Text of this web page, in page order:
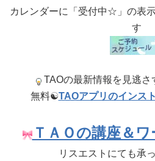
カレンダーに「受付中☆」の表
す
TAOの最新情報を見逃さ
無料☯TAOアプリのインス
ＴＡＯの講座＆
リスエストにても承